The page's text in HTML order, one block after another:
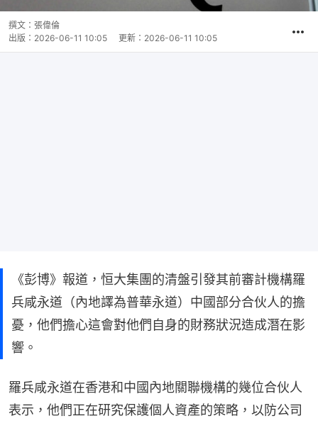
撰文： 張偉倫
出版： 2026-06-11 10:05 更新： 2026-06-11 10:05
《彭博》報道，恒大集團的清盤引發其前審計機構羅
兵咸永道（內地譯為普華永道）中國部分合伙人的擔
憂，他們擔心這會對他們自身的財務狀況造成潛在影
響。
羅兵咸永道在香港和中國內地關聯機構的幾位合伙人
表示，他們正在研究保護個人資產的策略，以防公司